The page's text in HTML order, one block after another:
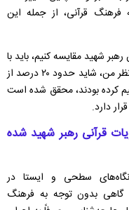
قرآنی، از جمله این
شهید مقایسه کنیم، باید با
صراحت بگویم که هنوز فاصله زیادی داریم. به نظر من، شاید حدود ۲۰ درصد از
کرده بودند، محقق شده است
دارد.
قرآنی رهبر شهید شده
سطحی و ایستا در
گاهی بدون توجه به فرهنگ